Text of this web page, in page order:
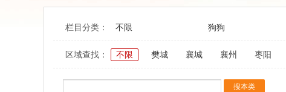
栏目分类： 不限 狗狗
区域查找： 不限 樊城 襄城 襄州 枣阳